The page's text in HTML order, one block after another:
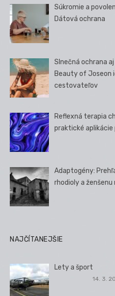
Súkromie a
Dátová ochrana
Slnečná ochrana
Beauty of Joseon
cestovateľov
Reflexná terapia
praktické aplikácie
Adaptogény:
rhodioly a
NAJČÍTANEJŠIE
Lety a šport
14. 3.